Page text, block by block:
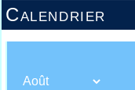
Calendrier